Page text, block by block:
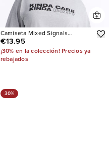
Camiseta Mixed Signals
Oversized
€13.95
¡30% en la colección! Precios ya
rebajados
30%